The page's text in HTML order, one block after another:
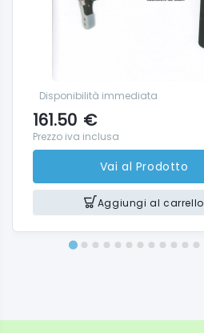
Disponibilità immediata
161.50 €
Prezzo iva inclusa
Vai al Prodotto
Aggiungi al carrello